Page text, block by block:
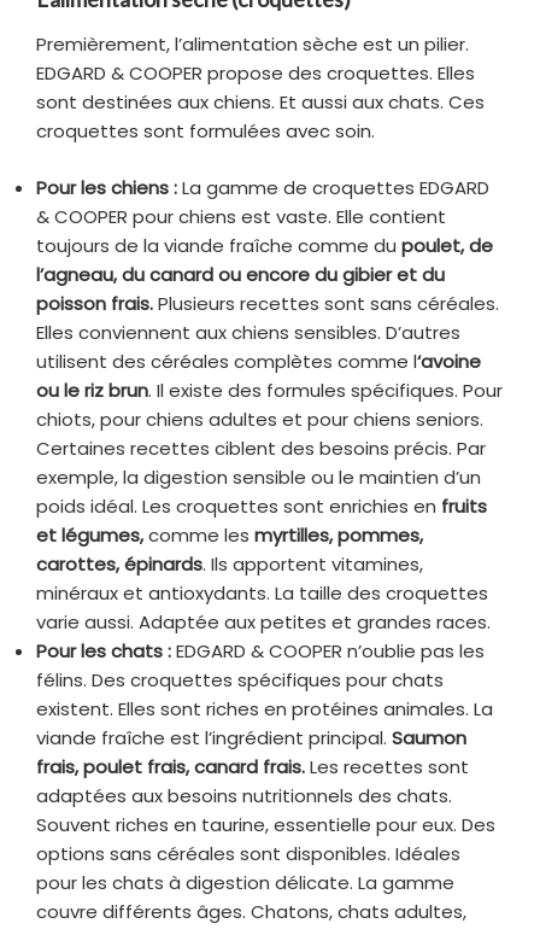
Premièrement, l’alimentation sèche est un pilier.
EDGARD & COOPER propose des croquettes. Elles
sont destinées aux chiens. Et aussi aux chats. Ces
croquettes sont formulées avec soin.
Pour les chiens :La gamme de croquettes EDGARD
& COOPER pour chiens est vaste. Elle contient
toujours de la viande fraîche comme du poulet, de
l’agneau, du canard ou encore du gibier et du
poisson frais.Plusieurs recettes sont sans céréales.
Elles conviennent aux chiens sensibles. D’autres
utilisent des céréales complètes comme l‘avoine
ou le riz brun. Il existe des formules spécifiques. Pour
chiots, pour chiens adultes et pour chiens seniors.
Certaines recettes ciblent des besoins précis. Par
exemple, la digestion sensible ou le maintien d’un
poids idéal. Les croquettes sont enrichies en fruits
et légumes,comme les myrtilles, pommes,
carottes, épinards. Ils apportent vitamines,
minéraux et antioxydants. La taille des croquettes
varie aussi. Adaptée aux petites et grandes races.
Pour les chats :EDGARD & COOPER n’oublie pas les
félins. Des croquettes spécifiques pour chats
existent. Elles sont riches en protéines animales. La
viande fraîche est l’ingrédient principal. Saumon
frais, poulet frais, canard frais.Les recettes sont
adaptées aux besoins nutritionnels des chats.
Souvent riches en taurine, essentielle pour eux. Des
options sans céréales sont disponibles. Idéales
pour les chats à digestion délicate. La gamme
couvre différents âges. Chatons, chats adultes,